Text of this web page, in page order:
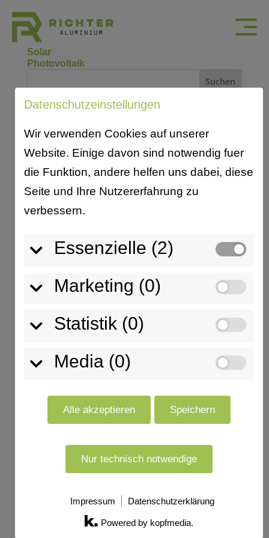
Datenschutzeinstellungen
Wir verwenden Cookies auf unserer
Website. Einige davon sind notwendig fuer
die Funktion, andere helfen uns dabei, diese
Seite und Ihre Nutzererfahrung zu
verbessern.
Essenzielle (2)
Marketing (0)
Statistik (0)
Media (0)
Alle akzeptieren Speichern
Nur technisch notwendige
Powered by kopfmedia.
Impressum Datenschutzerklärung
Rahmenprofil
Solar
Photovoltaik
Suchen
Richter Aluminium investiert
Millionenbetrag im Zweckverband
GRO
Neue Corporate Identity: „Richter goes
Azubi-Sonderpreis 2024/2025
Antrag für Windenergieanlagen
eingereicht! RICHTER wird noch
grüner.
Es sind keine Kommentare vorhanden.
© 2026 Richter Aluminium GmbH
ImpressumDatenschutzCookie Hinweis